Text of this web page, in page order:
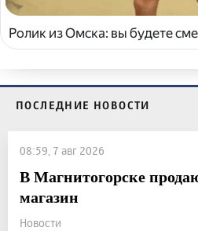
Ролик из Омска: вы будете
ПОСЛЕДНИЕ НОВОСТИ
08:59, 7 авг 2026
В Магнитогорске
магазин
Новости